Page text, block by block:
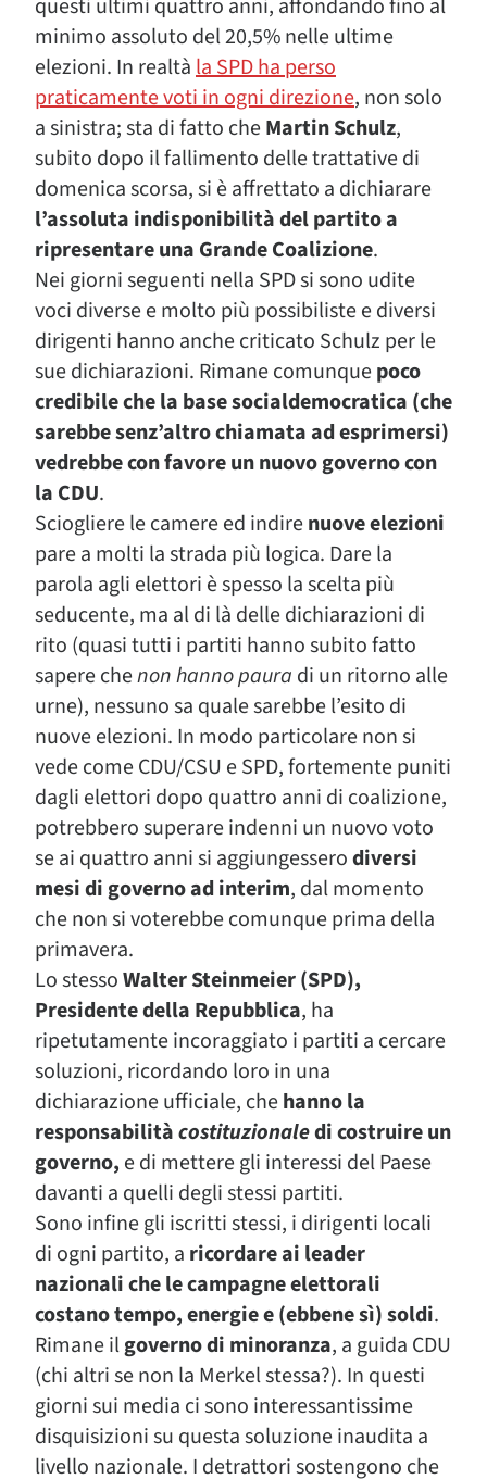
questi ultimi quattro anni, affondando fino al
minimo assoluto del 20,5% nelle ultime
elezioni. In realtàla SPD ha perso
praticamente voti in ogni direzione, non solo
a sinistra; sta di fatto cheMartin Schulz,
subito dopo il fallimento delle trattative di
domenica scorsa, si è affrettato a dichiarare
l’assoluta indisponibilità del partito a
ripresentare una Grande Coalizione.
Nei giorni seguenti nella SPD si sono udite
voci diverse e molto più possibiliste e diversi
dirigenti hanno anche criticato Schulz per le
sue dichiarazioni. Rimane comunquepoco
credibile che la base socialdemocratica (che
sarebbe senz’altro chiamata ad esprimersi)
vedrebbe con favore un nuovo governo con
la CDU.
Sciogliere le camere ed indirenuove elezioni
pare a molti la strada più logica. Dare la
parola agli elettori è spesso la scelta più
seducente, ma al di là delle dichiarazioni di
rito (quasi tutti i partiti hanno subito fatto
sapere chenon hanno paura di un ritorno alle
urne), nessuno sa quale sarebbe l’esito di
nuove elezioni. In modo particolare non si
vede come CDU/CSU e SPD, fortemente puniti
dagli elettori dopo quattro anni di coalizione,
potrebbero superare indenni un nuovo voto
se ai quattro anni si aggiungesserodiversi
mesi di governo ad interim, dal momento
che non si voterebbe comunque prima della
primavera.
Lo stessoWalter Steinmeier (SPD),
Presidente della Repubblica, ha
ripetutamente incoraggiato i partiti a cercare
soluzioni, ricordando loro in una
dichiarazione ufficiale, chehanno la
responsabilitàcostituzionaledi costruire un
governo, e di mettere gli interessi del Paese
davanti a quelli degli stessi partiti.
Sono infine gli iscritti stessi, i dirigenti locali
di ogni partito, a ricordare ai leader
nazionali che le campagne elettorali
costano tempo, energie e (ebbene sì) soldi.
Rimane ilgoverno di minoranza, a guida CDU
(chi altri se non la Merkel stessa?). In questi
giorni sui media ci sono interessantissime
disquisizioni su questa soluzione inaudita a
livello nazionale. I detrattori sostengono che